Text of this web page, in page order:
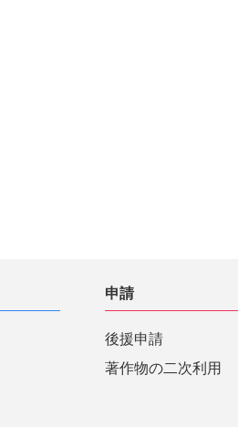
申請
後援申請
著作物の二次利用